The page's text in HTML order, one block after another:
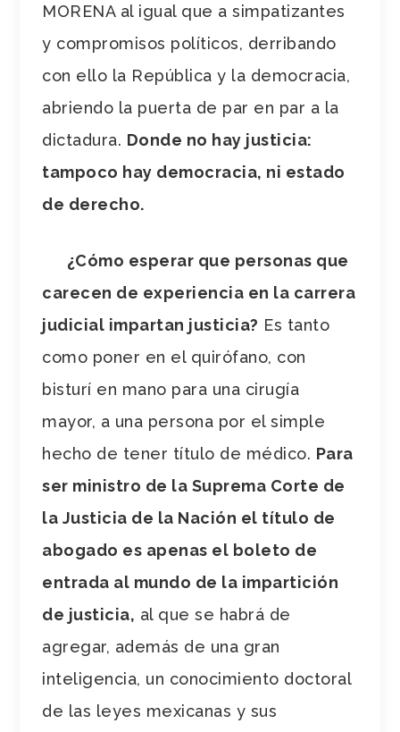
MORENA al igual que a simpatizantes
y compromisos políticos, derribando
con ello la República y la democracia,
abriendo la puerta de par en par a la
dictadura. Donde no hay justicia:
tampoco hay democracia, ni estado
de derecho.
¿Cómo esperar que personas que
carecen de experiencia en la carrera
judicial impartan justicia? Es tanto
como poner en el quirófano, con
bisturí en mano para una cirugía
mayor, a una persona por el simple
hecho de tener título de médico. Para
ser ministro de la Suprema Corte de
la Justicia de la Nación el título de
abogado es apenas el boleto de
entrada al mundo de la impartición
de justicia, al que se habrá de
agregar, además de una gran
inteligencia, un conocimiento doctoral
de las leyes mexicanas y sus